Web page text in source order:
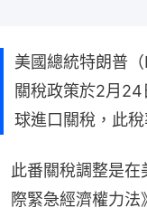
美國總統特朗普
關稅政策於2月24
球進口關稅，此
此番關稅調整是
際緊急經濟權力法